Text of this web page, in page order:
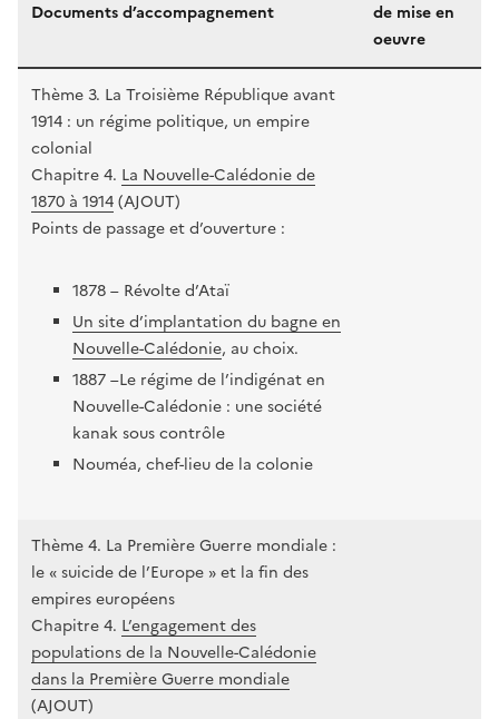
Documents d’accompagnement
de mise en
oeuvre
Thème 3. La Troisième République avant
1914 : un régime politique, un empire
colonial
Chapitre 4. La Nouvelle-Calédonie de
1870 à 1914(AJOUT)
Points de passage et d’ouverture :
1878 – Révolte d’Ataï
Un site d’implantation du bagne en
Nouvelle-Calédonie, au choix.
1887 –Le régime de l’indigénat en
Nouvelle-Calédonie : une société
kanak sous contrôle
Nouméa, chef-lieu de la colonie
Thème 4. La Première Guerre mondiale :
le « suicide de l’Europe » et la fin des
empires européens
Chapitre 4. L’engagement des
populations de la Nouvelle-Calédonie
dans la Première Guerre mondiale
(AJOUT)